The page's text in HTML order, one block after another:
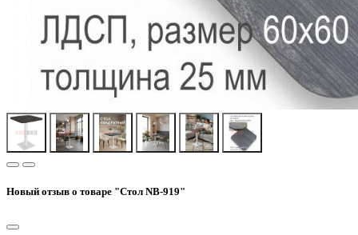
Новый отзыв о товаре "Стол NB-919"